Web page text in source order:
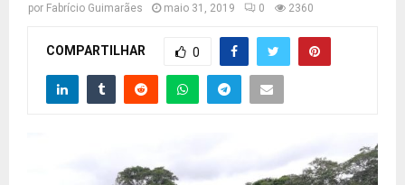
por Fabrício Guimarães maio 31, 2019 0 2360
COMPARTILHAR 0